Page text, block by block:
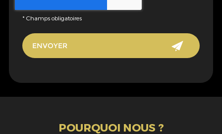
*Champs obligatoires
POURQUOI NOUS ?